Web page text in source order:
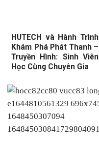
HUTECH và Hành Trình
Khám Phá Phát Thanh –
Truyền Hình: Sinh Viên
Học Cùng Chuyên Gia